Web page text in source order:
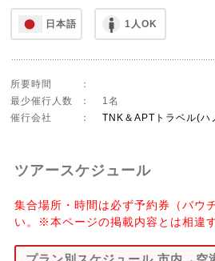
日本語 1人OK
所要時間
：
最少催行人数
：
1名
催行会社
： TNK＆APTトラベル(ハ
ツアースケジュール
集合場所・時間は必ず予約券（バウ
い。※本ページの掲載内容とは相違